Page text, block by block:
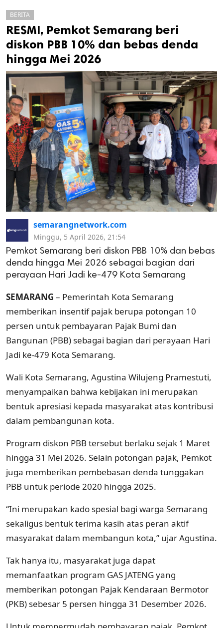
cipta.
BERITA
RESMI, Pemkot Semarang beri
diskon PBB 10% dan bebas denda
hingga Mei 2026
semarangnetwork.com
Minggu, 5 April 2026, 21:54
Pemkot Semarang beri diskon PBB 10% dan bebas
denda hingga Mei 2026 sebagai bagian dari
perayaan Hari Jadi ke-479 Kota Semarang
SEMARANG – Pemerintah Kota Semarang
memberikan insentif pajak berupa potongan 10
persen untuk pembayaran Pajak Bumi dan
Bangunan (PBB) sebagai bagian dari perayaan Hari
Jadi ke-479 Kota Semarang.
Wali Kota Semarang, Agustina Wilujeng Pramestuti,
menyampaikan bahwa kebijakan ini merupakan
bentuk apresiasi kepada masyarakat atas kontribusi
dalam pembangunan kota.
Program diskon PBB tersebut berlaku sejak 1 Maret
hingga 31 Mei 2026. Selain potongan pajak, Pemkot
juga memberikan pembebasan denda tunggakan
PBB untuk periode 2020 hingga 2025.
“Ini merupakan kado spesial bagi warga Semarang
sekaligus bentuk terima kasih atas peran aktif
masyarakat dalam membangun kota,” ujar Agustina.
Tak hanya itu, masyarakat juga dapat
memanfaatkan program GAS JATENGyang
memberikan potongan Pajak Kendaraan Bermotor
(PKB) sebesar 5 persen hingga 31 Desember 2026.